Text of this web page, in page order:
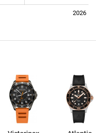
2026